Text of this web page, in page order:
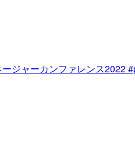
ジャーカンファレンス2022